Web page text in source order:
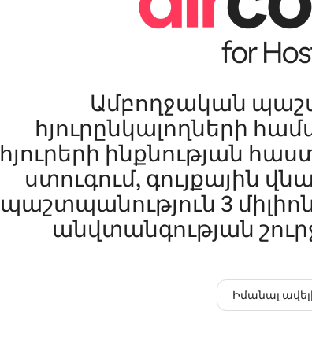
Ամբողջական
հյուրընկալողների
հյուրերի ինքնության
ստուգում, գույքային
պաշտպանություն 3
անվտանգության
Իմանալ